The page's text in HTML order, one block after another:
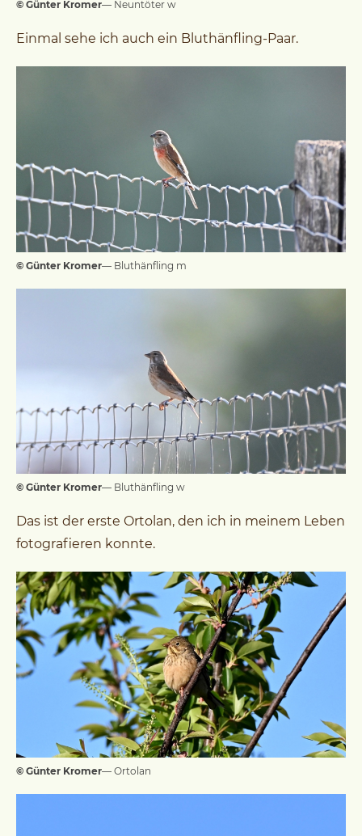
© Günter Kromer— Neuntöter w
Einmal sehe ich auch ein Bluthänfling-Paar.
© Günter Kromer— Bluthänfling m
© Günter Kromer— Bluthänfling w
Das ist der erste Ortolan, den ich in meinem Leben
fotografieren konnte.
© Günter Kromer— Ortolan